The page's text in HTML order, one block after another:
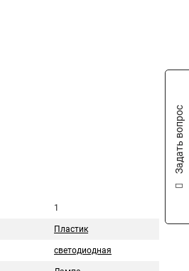
1
Пластик
светодиодная
Задать вопрос